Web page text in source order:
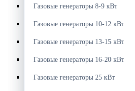
Газовые генераторы 8-9 кВт
Газовые генераторы 10-12 кВт
Газовые генераторы 13-15 кВт
Газовые генераторы 16-20 кВт
Газовые генераторы 25 кВт